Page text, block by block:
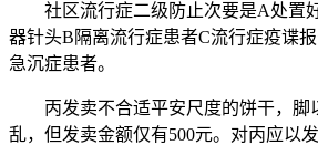
社区流行症二级防止次要是A处置
器针头B隔离流行症患者C流行症疫谍
急沉症患者。
丙发卖不合适平安尺度的饼干，脚
乱，但发卖金额仅有500元。对丙应以